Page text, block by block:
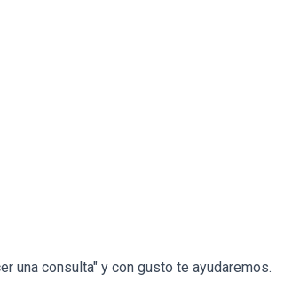
una consulta" y con gusto te ayudaremos.